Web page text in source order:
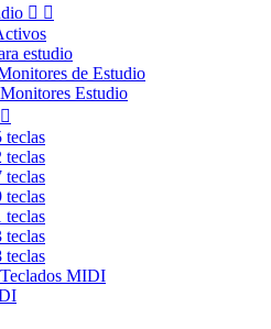
 
estudio
de Estudio
Estudio

teclas
teclas
teclas
teclas
teclas
teclas
teclas
MIDI